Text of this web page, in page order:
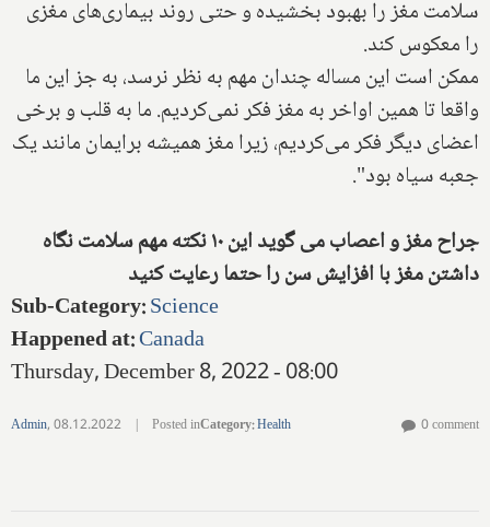
سلامت مغز را بهبود بخشیده و حتی روند بیماری‌های مغزی
را معکوس کند.
ممکن است این مساله چندان مهم به نظر نرسد، به جز این ما
واقعا تا همین اواخر به مغز فکر نمی‌کردیم. ما به قلب و برخی
اعضای دیگر فکر می‌کردیم، زیرا مغز همیشه برایمان مانند یک
جعبه سیاه بود".
جراح مغز و اعصاب می گوید این ۱۰ نکته مهم سلامت نگاه
داشتن مغز با افزایش سن را حتما رعایت کنید
Sub-Category:Science
Happened at:Canada
Thursday, December 8, 2022 - 08:00
Admin,08.12.2022 | Posted inCategory:Health 0 comment